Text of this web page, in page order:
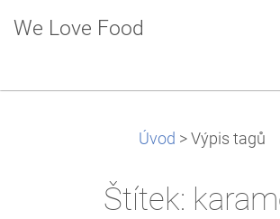
We Love Food
Úvod > Výpis tagů
Štítek: